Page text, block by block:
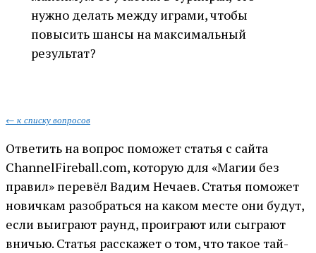
нужно делать между играми, чтобы
повысить шансы на максимальный
результат?
← к списку вопросов
Ответить на вопрос поможет статья с сайта
ChannelFireball.com, которую для «Магии без
правил» перевёл Вадим Нечаев. Статья поможет
новичкам разобраться на каком месте они будут,
если выиграют раунд, проиграют или сыграют
вничью. Статья расскажет о том, что такое тай-